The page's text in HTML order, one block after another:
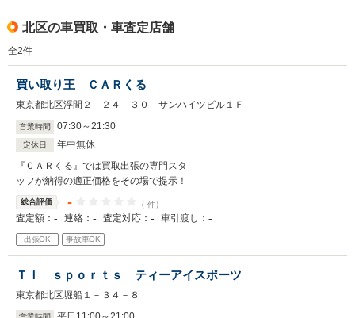
北区の車買取・車査定店舗
全2件
買い取り王 ＣＡＲくる
東京都北区浮間２－２４－３０ サンハイツビル１Ｆ
営業時間 07:30～21:30
定休日
年中無休
『ＣＡＲくる』では買取出張の専門スタ
ッフが納得の適正価格をその場で提示！
総合評価 - （-件）
査定額： - 連絡： - 査定対応： - 車引渡し： -
出張OK 事故車OK
ＴＩ ｓｐｏｒｔｓ ティーアイスポーツ
東京都北区堀船１－３４－８